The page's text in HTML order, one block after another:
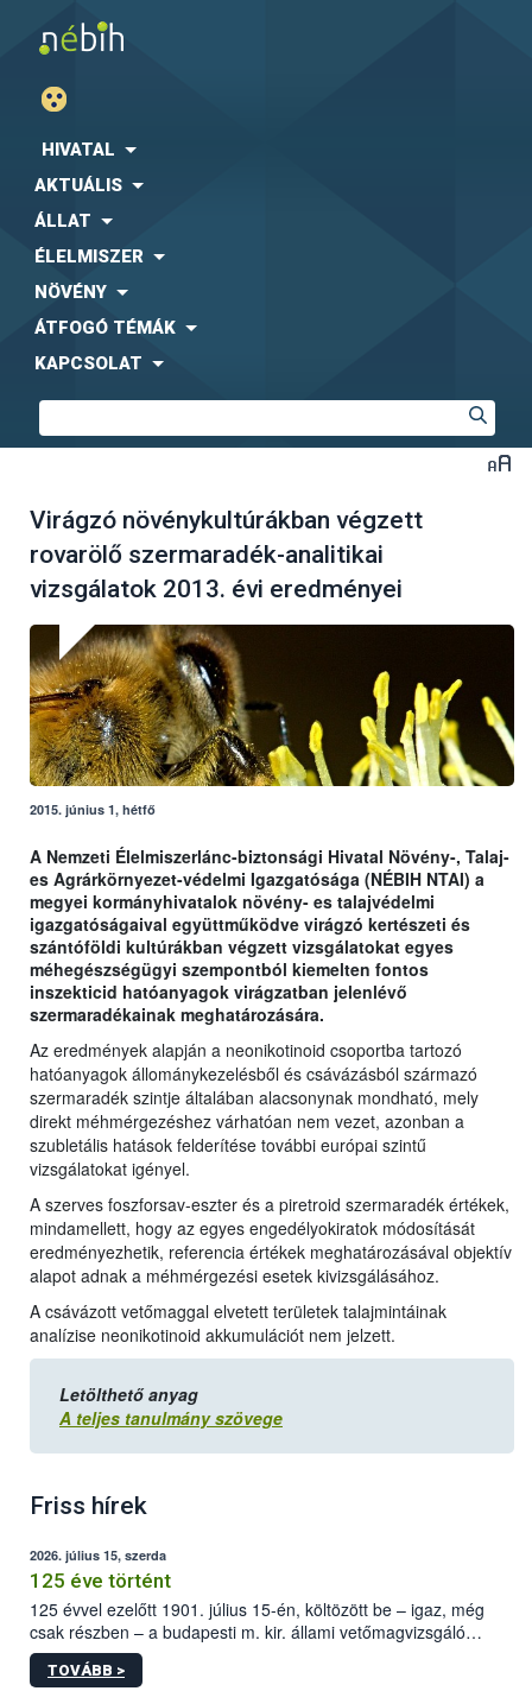
HIVATAL
AKTUÁLIS
ÁLLAT
ÉLELMISZER
NÖVÉNY
ÁTFOGÓ TÉMÁK
KAPCSOLAT
Virágzó növénykultúrákban végzett
rovarölő szermaradék-analitikai
vizsgálatok 2013. évi eredményei
2015. június 1, hétfő
A Nemzeti Élelmiszerlánc-biztonsági Hivatal Növény-, Talaj-
es Agrárkörnyezet-védelmi Igazgatósága (NÉBIH NTAI) a
megyei kormányhivatalok növény- es talajvédelmi
igazgatóságaival együttműködve virágzó kertészeti és
szántóföldi kultúrákban végzett vizsgálatokat egyes
méhegészségügyi szempontból kiemelten fontos
inszekticid hatóanyagok virágzatban jelenlévő
szermaradékainak meghatározására.
Az eredmények alapján a neonikotinoid csoportba tartozó
hatóanyagok állománykezelésből és csávázásból származó
szermaradék szintje általában alacsonynak mondható, mely
direkt méhmérgezéshez várhatóan nem vezet, azonban a
szubletális hatások felderítése további európai szintű
vizsgálatokat igényel.
A szerves foszforsav-eszter és a piretroid szermaradék értékek,
mindamellett, hogy az egyes engedélyokiratok módosítását
eredményezhetik, referencia értékek meghatározásával objektív
alapot adnak a méhmérgezési esetek kivizsgálásához.
A csávázott vetőmaggal elvetett területek talajmintáinak
analízise neonikotinoid akkumulációt nem jelzett.
Letölthető anyag
A teljes tanulmány szövege
Friss hírek
2026. július 15, szerda
125 éve történt
125 évvel ezelőtt 1901. július 15-én, költözött be – igaz, még
csak részben – a budapesti m. kir. állami vetőmagvizsgáló
állomás a Kis Rókus utca 15. szám alatti, Czigler Győző által
tervezett új épületébe.
TOVÁBB >